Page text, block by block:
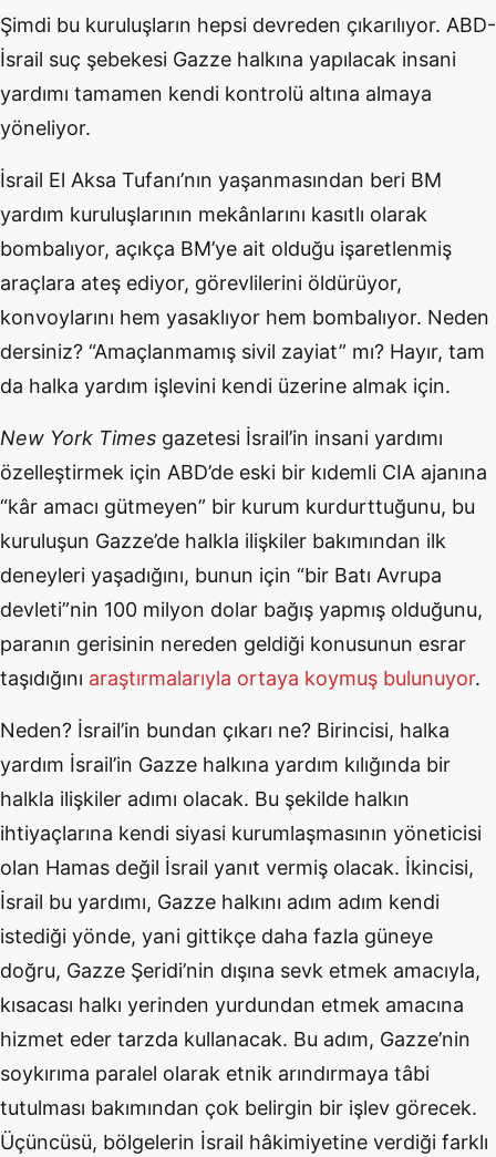
Şimdi bu kuruluşların hepsi devreden çıkarılıyor. ABD-
İsrail suç şebekesi Gazze halkına yapılacak insani
yardımı tamamen kendi kontrolü altına almaya
yöneliyor.
İsrail El Aksa Tufanı’nın yaşanmasından beri BM
yardım kuruluşlarının mekânlarını kasıtlı olarak
bombalıyor, açıkça BM’ye ait olduğu işaretlenmiş
araçlara ateş ediyor, görevlilerini öldürüyor,
konvoylarını hem yasaklıyor hem bombalıyor. Neden
dersiniz? “Amaçlanmamış sivil zayiat” mı? Hayır, tam
da halka yardım işlevini kendi üzerine almak için.
New York Times gazetesi İsrail’in insani yardımı
özelleştirmek için ABD’de eski bir kıdemli CIA ajanına
“kâr amacı gütmeyen” bir kurum kurdurttuğunu, bu
kuruluşun Gazze’de halkla ilişkiler bakımından ilk
deneyleri yaşadığını, bunun için “bir Batı Avrupa
devleti”nin 100 milyon dolar bağış yapmış olduğunu,
paranın gerisinin nereden geldiği konusunun esrar
taşıdığını araştırmalarıyla ortaya koymuş bulunuyor.
Neden? İsrail’in bundan çıkarı ne? Birincisi, halka
yardım İsrail’in Gazze halkına yardım kılığında bir
halkla ilişkiler adımı olacak. Bu şekilde halkın
ihtiyaçlarına kendi siyasi kurumlaşmasının yöneticisi
olan Hamas değil İsrail yanıt vermiş olacak. İkincisi,
İsrail bu yardımı, Gazze halkını adım adım kendi
istediği yönde, yani gittikçe daha fazla güneye
doğru, Gazze Şeridi’nin dışına sevk etmek amacıyla,
kısacası halkı yerinden yurdundan etmek amacına
hizmet eder tarzda kullanacak. Bu adım, Gazze’nin
soykırıma paralel olarak etnik arındırmaya tâbi
tutulması bakımından çok belirgin bir işlev görecek.
Üçüncüsü, bölgelerin İsrail hâkimiyetine verdiği farklı